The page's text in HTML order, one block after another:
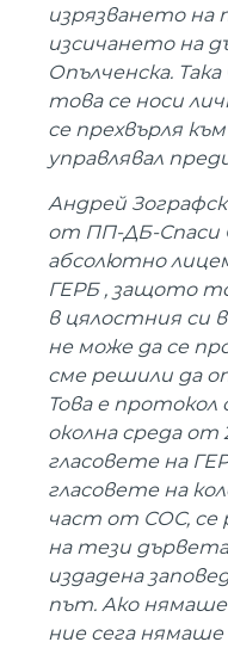
изрязването на
изсичането на
Опълченска.
това се носи
се прехвърля
управлявал
Андрей
от ПП-ДБ-Спаси
абсолютно
ГЕРБ , защото
в цялостния си
не може да се
сме решили да
Това е
околна среда от
гласовете на
гласовете на
част от СОС, се
на тези дървета
издадена
път. Ако нямаше
ние сега